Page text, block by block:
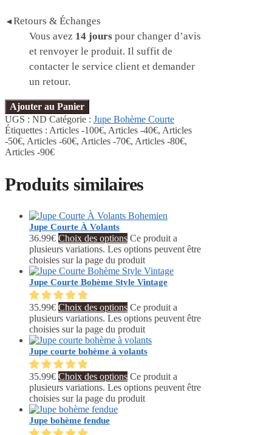
◄Retours & Échanges
Vous avez 14 jours pour changer d’avis
et renvoyer le produit. Il suffit de
contacter le service client et demander
un retour.
Ajouter au Panier
UGS : ND Catégorie : Jupe Bohème Courte
Étiquettes : Articles -100€, Articles -40€, Articles
-50€, Articles -60€, Articles -70€, Articles -80€,
Articles -90€
Produits similaires
Jupe Courte À Volants
36.99€ Choix des options Ce produit a
plusieurs variations. Les options peuvent être
choisies sur la page du produit
Jupe Courte Bohème Style Vintage
35.99€ Choix des options Ce produit a
plusieurs variations. Les options peuvent être
choisies sur la page du produit
Jupe courte bohème à volants
35.99€ Choix des options Ce produit a
plusieurs variations. Les options peuvent être
choisies sur la page du produit
Jupe bohème fendue